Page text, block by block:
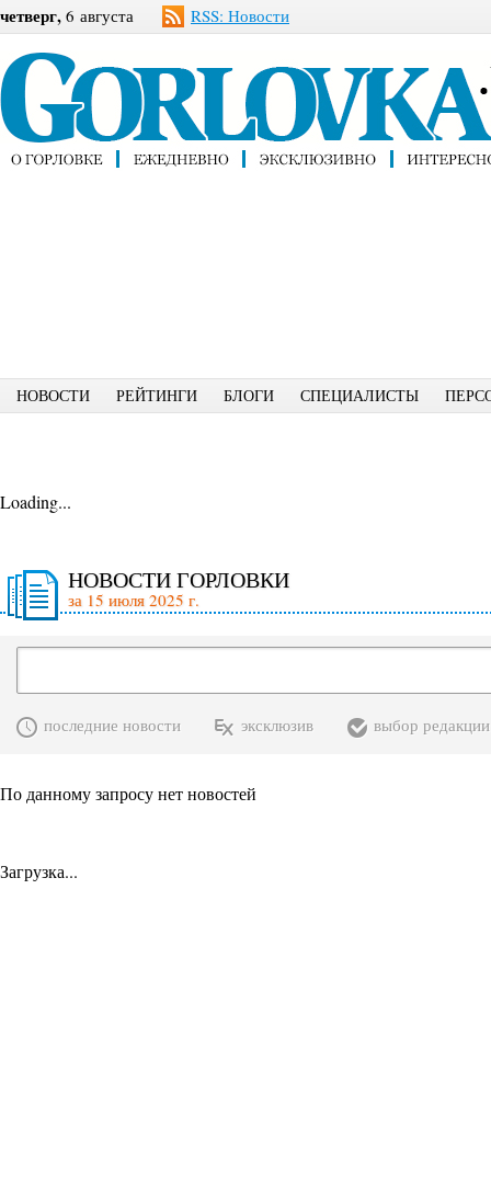
четверг, 6 августа RSS: Новости
НОВОСТИ РЕЙТИНГИ БЛОГИ СПЕЦИАЛИСТЫ
Loading...
НОВОСТИ ГОРЛОВКИ
за 15 июля 2025 г.
последние новости эксклюзив выбор редакции
По данному запросу нет новостей
Загрузка...